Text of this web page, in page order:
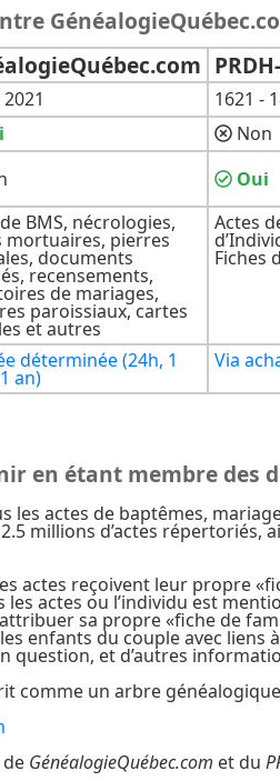
1621 -
Non
Oui
BMS, nécrologies,
mortuaires, pierres
documents
recensements,
de mariages,
paroissiaux, cartes
et autres
Actes
Fiches
déterminée (24h, 1
an)
Via
en étant membre des
les actes de baptêmes,
millions d’actes
actes reçoivent leur propre
les actes ou l’individu est
sa propre «fiche de
enfants du couple avec
question, et d’autres
comme un arbre
GénéalogieQuébec.com et du